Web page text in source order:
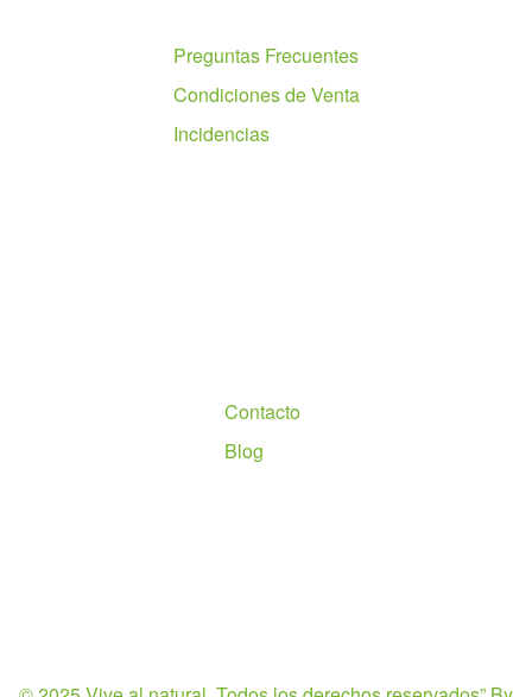
Preguntas Frecuentes
Condiciones de Venta
Incidencias
Contacto
Blog